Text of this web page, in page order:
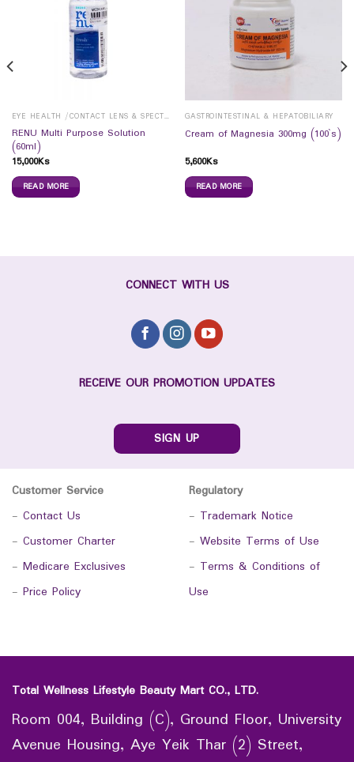
EYE HEALTH /CONTACT LENS & SPECTICALS
RENU Multi Purpose Solution
(60ml)
15,000Ks
READ MORE
GASTROINTESTINAL & HEPATOBILIARY
Cream of Magnesia 300mg (100`s)
5,600Ks
READ MORE
CONNECT WITH US
RECEIVE OUR PROMOTION UPDATES
SIGN UP
Customer Service
- Contact Us
- Customer Charter
- Medicare Exclusives
- Price Policy
Regulatory
- Trademark Notice
- Website Terms of Use
- Terms & Conditions of
Use
Total Wellness Lifestyle Beauty Mart CO., LTD.
Room 004, Building (C), Ground Floor, University
Avenue Housing, Aye Yeik Thar (2) Street,